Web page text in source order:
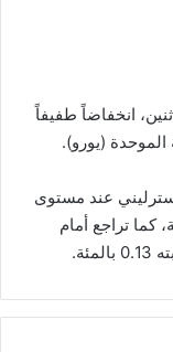
انخفاضاً طفيفاً
الموحدة (يورو).
عند مستوى
تراجعاً بنسبة 0.11 بالمئة، كما تراجع أمام